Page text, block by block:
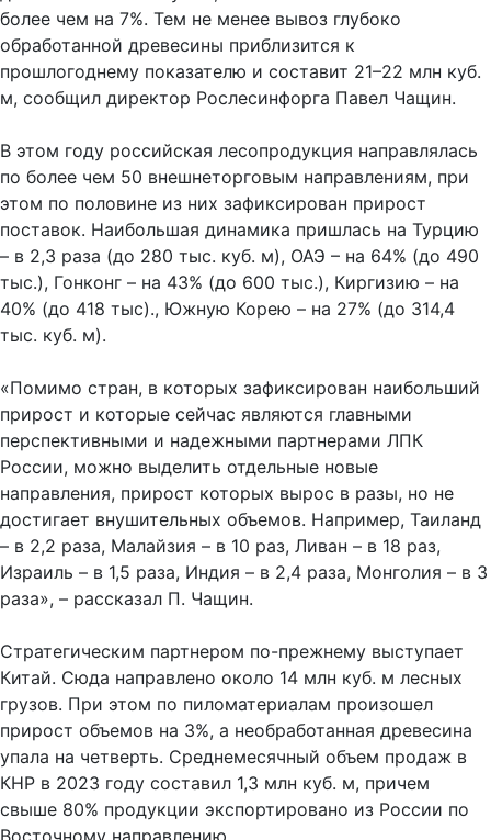
более чем на 7%. Тем не менее вывоз глубоко
обработанной древесины приблизится к
прошлогоднему показателю и составит 21–22 млн куб.
м, сообщил директор Рослесинфорга Павел Чащин.
В этом году российская лесопродукция направлялась
по более чем 50 внешнеторговым направлениям, при
этом по половине из них зафиксирован прирост
поставок. Наибольшая динамика пришлась на Турцию
– в 2,3 раза (до 280 тыс. куб. м), ОАЭ – на 64% (до 490
тыс.), Гонконг – на 43% (до 600 тыс.), Киргизию – на
40% (до 418 тыс)., Южную Корею – на 27% (до 314,4
тыс. куб. м).
«Помимо стран, в которых зафиксирован наибольший
прирост и которые сейчас являются главными
перспективными и надежными партнерами ЛПК
России, можно выделить отдельные новые
направления, прирост которых вырос в разы, но не
достигает внушительных объемов. Например, Таиланд
– в 2,2 раза, Малайзия – в 10 раз, Ливан – в 18 раз,
Израиль – в 1,5 раза, Индия – в 2,4 раза, Монголия – в 3
раза», – рассказал П. Чащин.
Стратегическим партнером по-прежнему выступает
Китай. Сюда направлено около 14 млн куб. м лесных
грузов. При этом по пиломатериалам произошел
прирост объемов на 3%, а необработанная древесина
упала на четверть. Среднемесячный объем продаж в
КНР в 2023 году составил 1,3 млн куб. м, причем
свыше 80% продукции экспортировано из России по
Восточному направлению.